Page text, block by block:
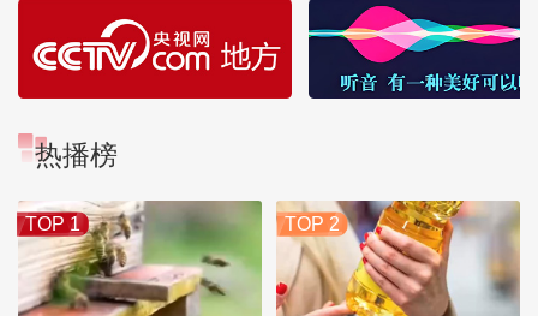
热播榜
TOP 1 TOP 2